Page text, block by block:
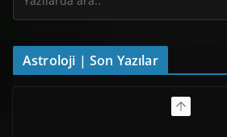
Astroloji | Son Yazılar